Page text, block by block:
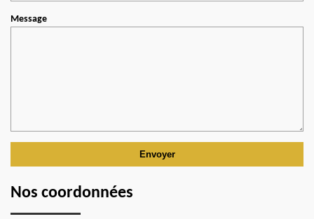
Message
Nos coordonnées